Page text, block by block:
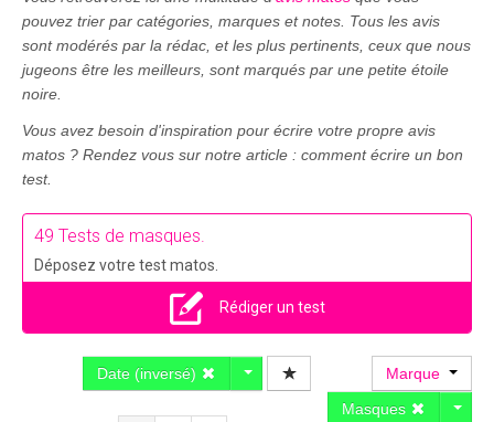
pouvez trier par catégories, marques et notes. Tous les avis
sont modérés par la rédac, et les plus pertinents, ceux que nous
jugeons être les meilleurs, sont marqués par une petite étoile
noire.
Vous avez besoin d'inspiration pour écrire votre propre avis
matos ? Rendez vous sur notre article : comment écrire un bon
test.
49 Tests de masques.
Déposez votre test matos.
Rédiger un test
Date (inversé)
Marque
Masques